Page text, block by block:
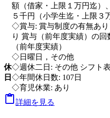
額（借家・上限１万円迄）
５千円（小学生迄・上限３
◇賞与: 賞与制度の有無あ
り 賞与（前年度実績）の
（前年度実績）
休
日
◇日曜日，その他
◇週休二日: その他 シフト
◇年間休日数: 107日
◇育児休業: あり
詳細を見る